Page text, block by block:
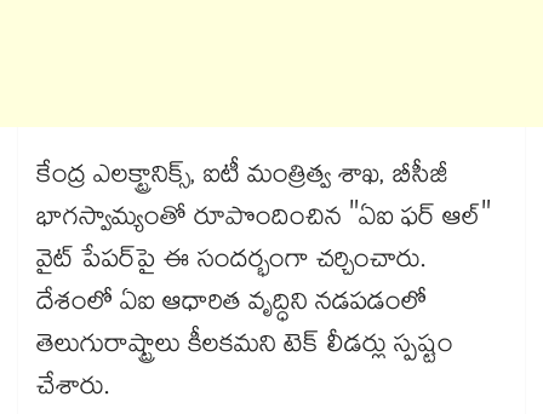
కేంద్ర ఎలక్ట్రానిక్స్, ఐటీ మంత్రిత్వ శాఖ, బీసీజీ
భాగస్వామ్యంతో రూపొందించిన "ఏఐ ఫర్ ఆల్"
వైట్ పేపర్‌‌పై ఈ సందర్భంగా చర్చించారు.
దేశంలో ఏఐ ఆధారిత వృద్ధిని నడపడంలో
తెలుగురాష్ట్రాలు కీలకమని టెక్ లీడర్లు స్పష్టం
చేశారు.